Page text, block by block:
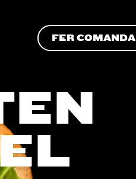
FER COMANDA